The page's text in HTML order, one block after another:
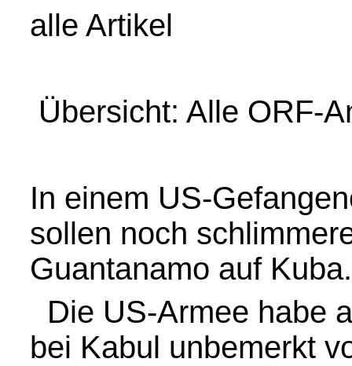
alle Artikel
Übersicht: Alle ORF-
In einem US-
sollen noch
Guantanamo auf Kuba.
Die US-Armee habe
bei Kabul unbemerkt